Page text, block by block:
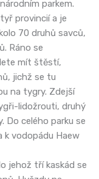
parkem.
provincií a je
70 druhů savců,
Ráno se
mít štěstí,
jichž se tu
na tygry. Zdejší
lidožrouti, druhý
Do celého parku se
vodopádu Haew
jehož tří kaskád se